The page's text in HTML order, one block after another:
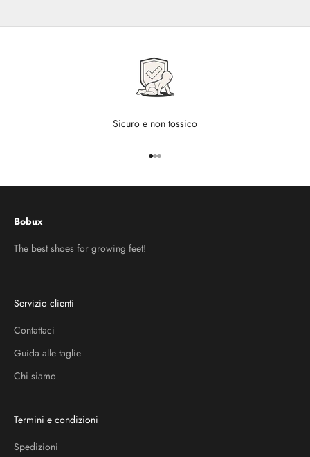
Sicuro e non tossico
Vai all'articolo 1
Vai all'articolo 2
Vai all'articolo 3
Bobux
The best shoes for growing feet!
Servizio clienti
Contattaci
Guida alle taglie
Chi siamo
Termini e condizioni
Spedizioni